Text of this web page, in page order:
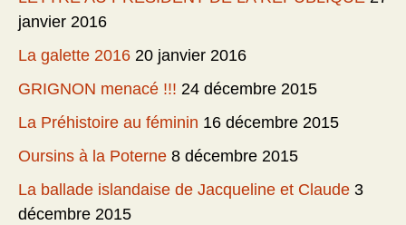
janvier 2016
La galette 2016 20 janvier 2016
GRIGNON menacé !!! 24 décembre 2015
La Préhistoire au féminin 16 décembre 2015
Oursins à la Poterne 8 décembre 2015
La ballade islandaise de Jacqueline et Claude 3
décembre 2015